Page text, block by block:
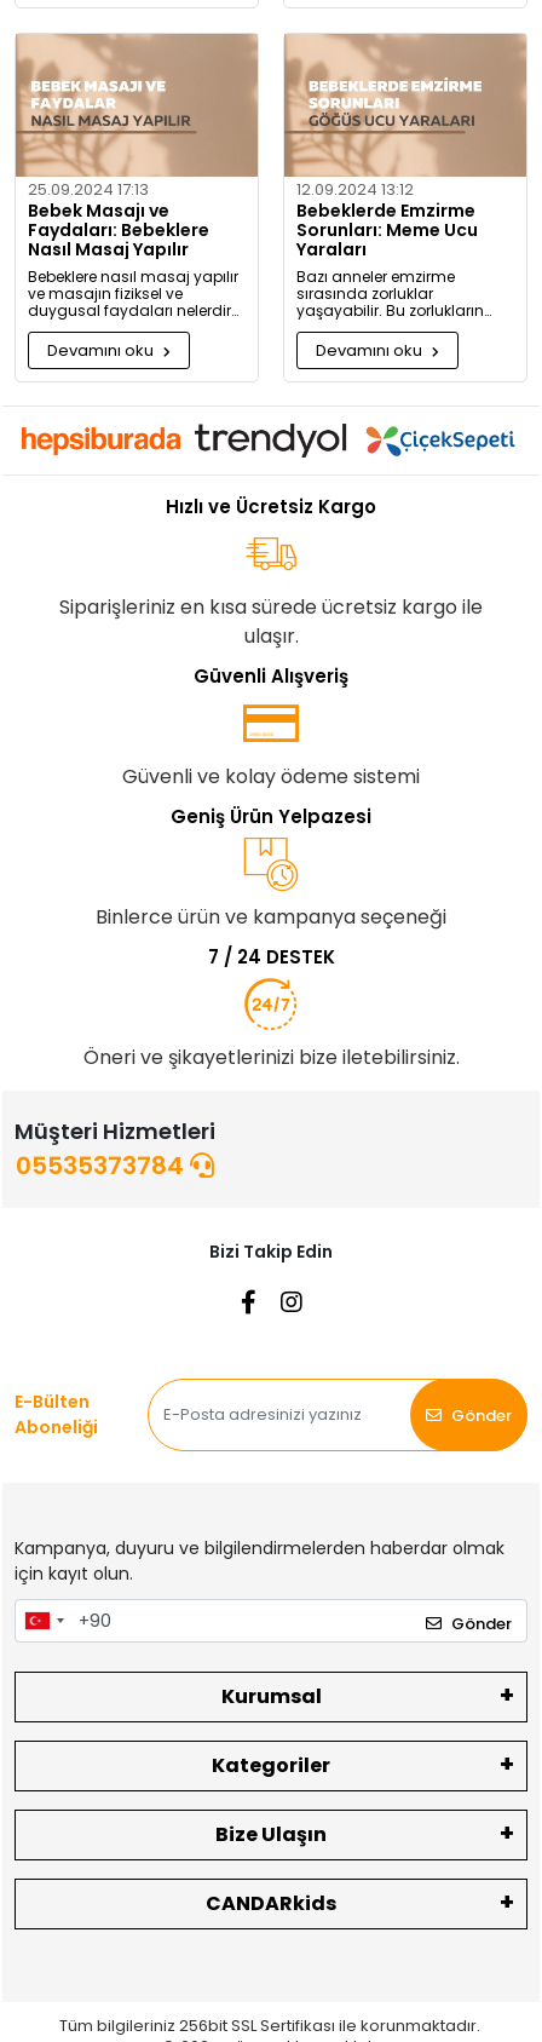
25.09.2024 17:13
Bebek Masajı ve
Faydaları: Bebeklere
Nasıl Masaj Yapılır
Bebeklere nasıl masaj yapılır
ve masajın fiziksel ve
duygusal faydaları nelerdir?
Neden bugüne kadar masaj
yapmadığınıza pişman
olacaksınız!
Devamını oku
12.09.2024 13:12
Bebeklerde Emzirme
Sorunları: Meme Ucu
Yaraları
Bazı anneler emzirme
sırasında zorluklar
yaşayabilir. Bu zorlukların
başında meme ucu yaraları
ve emzirme sırasında
hissedilen acı gelir.
Devamını oku
Hızlı ve Ücretsiz Kargo
Siparişleriniz en kısa sürede ücretsiz kargo ile
ulaşır.
Güvenli Alışveriş
Güvenli ve kolay ödeme sistemi
Geniş Ürün Yelpazesi
Binlerce ürün ve kampanya seçeneği
7 / 24 DESTEK
Öneri ve şikayetlerinizi bize iletebilirsiniz.
Müşteri Hizmetleri
05535373784
Bizi Takip Edin
E-Bülten
Aboneliği
Gönder
Kampanya, duyuru ve bilgilendirmelerden haberdar olmak
için kayıt olun.
Gönder
Kurumsal
Kategoriler
Bize Ulaşın
CANDARkids
Tüm bilgileriniz 256bit SSL Sertifikası ile korunmaktadır.